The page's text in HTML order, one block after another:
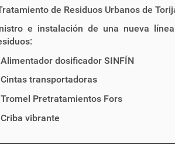
de Residuos Urbanos de
e instalación de una nueva
Alimentador dosificador SINFÍN
Cintas transportadoras
Tromel Pretratamientos Fors
Criba vibrante